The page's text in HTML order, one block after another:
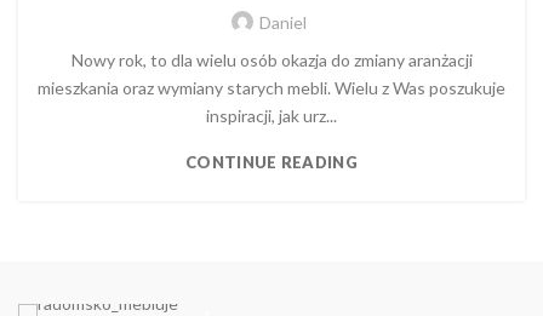
Daniel
Nowy rok, to dla wielu osób okazja do zmiany aranżacji
mieszkania oraz wymiany starych mebli. Wielu z Was poszukuje
inspiracji, jak urz...
CONTINUE READING